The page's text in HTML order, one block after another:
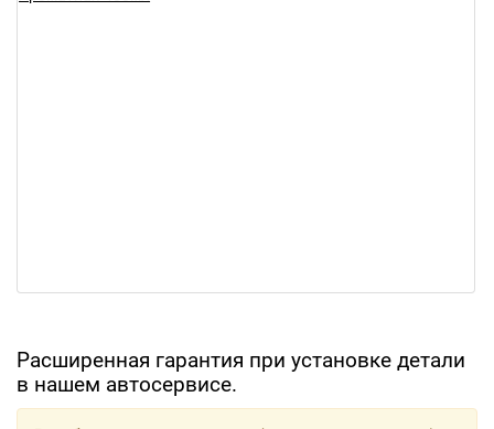
Расширенная гарантия при установке детали
в нашем автосервисе.